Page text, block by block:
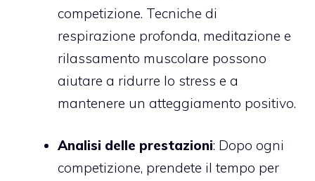
competizione. Tecniche di
respirazione profonda, meditazione e
rilassamento muscolare possono
aiutare a ridurre lo stress e a
mantenere un atteggiamento positivo.
Analisi delle prestazioni: Dopo ogni
competizione, prendete il tempo per